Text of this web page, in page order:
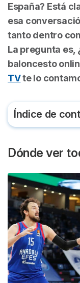
España? Está
esa
tanto dentro
La pregunta es,
baloncesto
TVte lo
Índice de
Dónde puedo
Dónde puedo
Dónde ver el
¿Puedo ver
Dónde ver